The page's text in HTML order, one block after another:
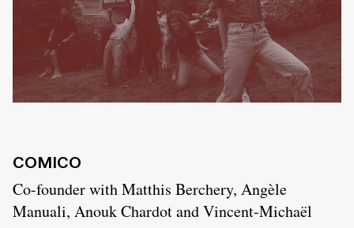
COMICO
Co-founder with Matthis Berchery, Angèle
Manuali, Anouk Chardot and Vincent-Michaël